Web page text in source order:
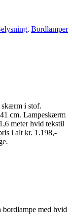
, Bordlamper
skærm i stof.
cm. Lampeskærm
meter hvid tekstil
i alt kr. 1.198,-
bordlampe med hvid